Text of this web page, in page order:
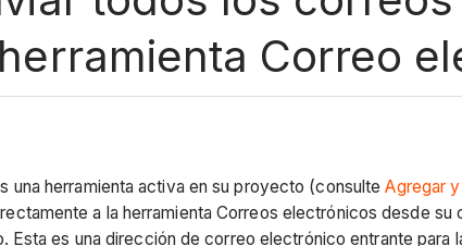
Correo
una herramienta activa en su proyecto (consulteAgregar
a la herramienta Correos electrónicos desde
es una dirección de correo electrónico entrante